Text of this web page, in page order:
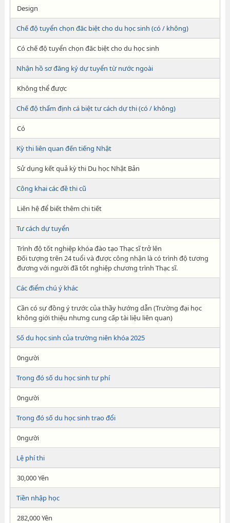
Design
Chế độ tuyển chọn đăc biệt cho du học sinh (có / không)
Có chế độ tuyển chọn đăc biệt cho du học sinh
Nhận hồ sơ đăng ký dự tuyển từ nước ngoài
Không thể được
Chế độ thẩm định cá biệt tư cách dự thi (có / không)
Có
Kỳ thi liên quan đến tiếng Nhật
Sử dụng kết quả kỳ thi Du học Nhật Bản
Công khai các đề thi cũ
Liên hệ để biết thêm chi tiết
Tư cách dự tuyển
Trình độ tốt nghiệp khóa đào tạo Thạc sĩ trở lên
Đối tượng trên 24 tuổi và được công nhận là có trình độ tương
đương với người đã tốt nghiệp chương trình Thạc sĩ.
Các điểm chú ý khác
Cần có sự đồng ý trước của thầy hướng dẫn (Trường đại học
không giới thiệu nhưng cung cấp tài liệu liên quan)
Số du học sinh của trường niên khóa 2025
0người
Trong đó số du học sinh tư phí
0người
Trong đó số du học sinh trao đổi
0người
Lệ phí thi
30,000 Yên
Tiền nhập học
282,000 Yên